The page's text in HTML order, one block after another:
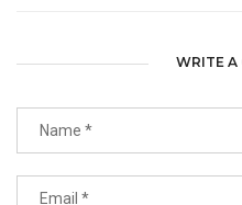
WRITE A